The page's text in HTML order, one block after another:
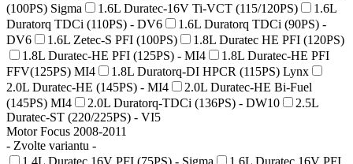
(100PS) Sigma
1.6L Duratec-16V Ti-VCT (115/120PS)
1.6L
Duratorq TDCi (110PS) - DV6
1.6L Duratorq TDCi (90PS) -
DV6
1.6L Zetec-S PFI (100PS)
1.8L Duratec HE PFI (120PS)
1.8L Duratec-HE PFI (125PS) - MI4
1.8L Duratec-HE PFI
FFV(125PS) MI4
1.8L Duratorq-DI HPCR (115PS) Lynx
2.0L Duratec-HE (145PS) - MI4
2.0L Duratec-HE Bi-Fuel
(145PS) MI4
2.0L Duratorq-TDCi (136PS) - DW10
2.5L
Duratec-ST (220/225PS) - VI5
Motor Focus 2008-2011
- Zvolte variantu -
1.4L Duratec 16V PFI (75PS) - Sigma
1.6L Duratec 16V PFI